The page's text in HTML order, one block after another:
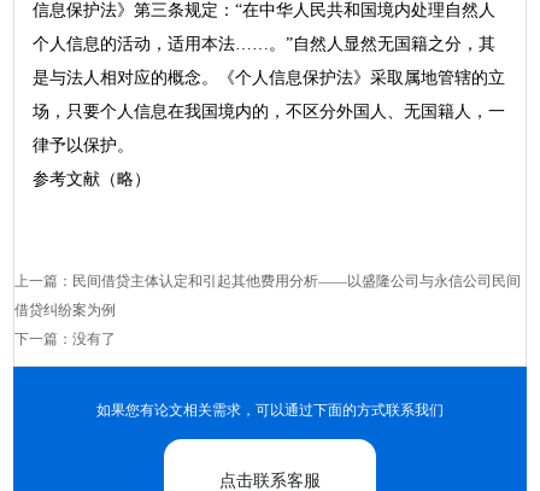
信息保护法》第三条规定：“在中华人民共和国境内处理自然人
个人信息的活动，适用本法……。”自然人显然无国籍之分，其
是与法人相对应的概念。《个人信息保护法》采取属地管辖的立
场，只要个人信息在我国境内的，不区分外国人、无国籍人，一
律予以保护。
参考文献（略）
上一篇： 民间借贷主体认定和引起其他费用分析——以盛隆公司与永信公司民间
借贷纠纷案为例
下一篇：没有了
如果您有论文相关需求，可以通过下面的方式联系我们
点击联系客服